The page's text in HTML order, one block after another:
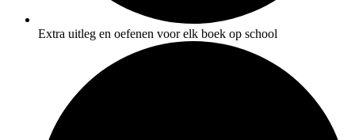
Extra uitleg en oefenen voor elk boek op school